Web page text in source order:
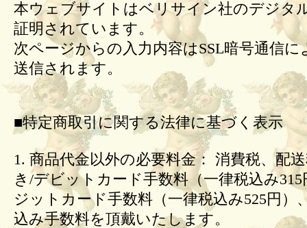
本ウェブサイトはベリサイン社のデジタ
証明されています。
次ページからの入力内容はSSL暗号通信に
送信されます。
■特定商取引に関する法律に基づく表示
1. 商品代金以外の必要料金： 消費税、配
き/デビットカード手数料（一律税込み
ジットカード手数料（一律税込み525円）
込み手数料を頂戴いたします。